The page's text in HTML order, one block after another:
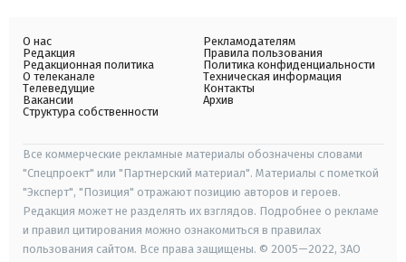
О нас
Редакция
Редакционная политика
О телеканале
Телеведущие
Вакансии
Структура собственности
Рекламодателям
Правила пользования
Политика конфиденциальности
Техническая информация
Контакты
Архив
Все коммерческие рекламные материалы обозначены словами
"Спецпроект" или "Партнерский материал". Материалы с пометкой
"Эксперт", "Позиция" отражают позицию авторов и героев.
Редакция может не разделять их взглядов. Подробнее о рекламе
и правил цитирования можно ознакомиться в правилах
пользования сайтом. Все права защищены. © 2005—2022, ЗАО